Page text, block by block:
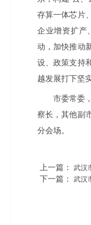
存算一体芯片
企业增资扩产
动，加快推动
设、政策支持
越发展打下坚
市委常委
察长，其他副
分会场。
上一篇： 武汉
下一篇： 武汉